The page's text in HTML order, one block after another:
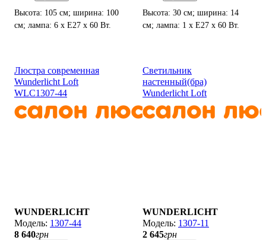
Высота: 105 см; ширина: 100
см; лампа: 6 х Е27 х 60 Вт.
Высота: 30 см; ширина: 14
см; лампа: 1 х Е27 х 60 Вт.
Люстра современная
Wunderlicht Loft
WLC1307-44
WUNDERLICHT
1307-44
8 640грн
Светильник
настенный(бра)
Wunderlicht Loft
WLC1307-11
WUNDERLICHT
1307-11
2 645грн